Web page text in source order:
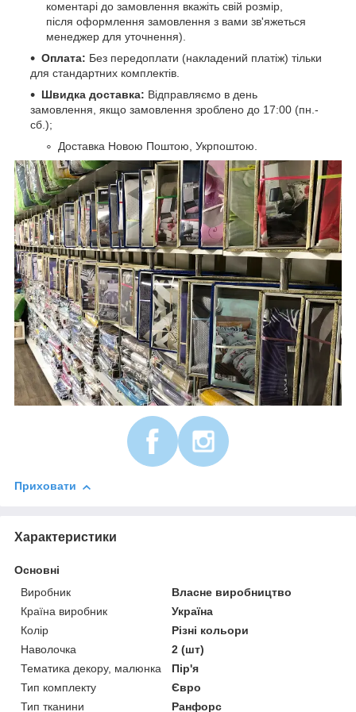
коментарі до замовлення вкажіть свій розмір,
після оформлення замовлення з вами зв'яжеться
менеджер для уточнення).
Оплата: Без передоплати (накладений платіж) тільки
для стандартних комплектів.
Швидка доставка: Відправляємо в день
замовлення, якщо замовлення зроблено до 17:00 (пн.-
сб.);
Доставка Новою Поштою, Укрпоштою.
Приховати
Характеристики
Основні
Виробник
Власне виробництво
Країна виробник
Україна
Колір
Різні кольори
Наволочка
2 (шт)
Тематика декору, малюнка
Пір'я
Тип комплекту
Євро
Тип тканини
Ранфорс